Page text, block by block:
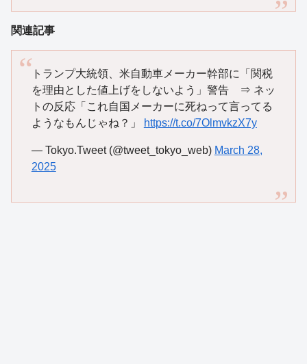
関連記事
トランプ大統領、米自動車メーカー幹部に「関税
を理由とした値上げをしないよう」警告 ⇒ ネッ
トの反応「これ自国メーカーに死ねって言ってる
ようなもんじゃね？」
https://t.co/7OlmvkzX7y
— Tokyo.Tweet (@tweet_tokyo_web) March 28,
2025